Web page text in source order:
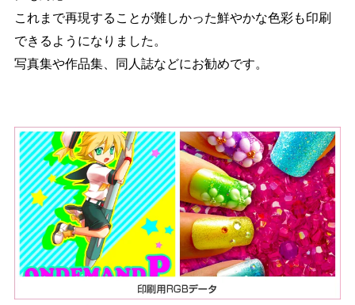
これまで再現することが難しかった鮮やかな色彩も印刷
できるようになりました。
写真集や作品集、同人誌などにお勧めです。